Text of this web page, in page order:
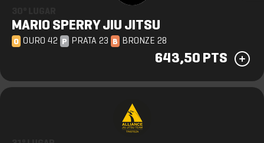
MARIO SPERRY JIU JITSU
O OURO 42 P PRATA 23 B BRONZE 28
643,50 PTS